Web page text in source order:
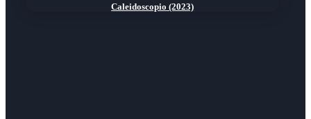
Caleidoscopio (2023)